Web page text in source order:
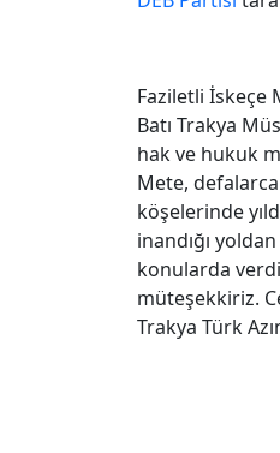
Faziletli İskeçe
Batı Trakya
hak ve hukuk
Mete, defalarca
köşelerinde
inandığı
konularda
müteşekkiriz.
Trakya Türk